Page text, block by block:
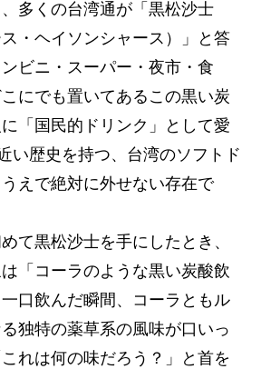
多くの台湾通が「黒松沙士
ス・ヘイソンシャース）」と答
ビニ・スーパー・夜市・食
にでも置いてあるこの黒い炭
「国民的ドリンク」として愛
い歴史を持つ、台湾のソフトド
えで絶対に外せない存在で
て黒松沙士を手にしたとき、
「コーラのような黒い炭酸飲
口飲んだ瞬間、コーラともル
独特の薬草系の風味が口いっ
れは何の味だろう？」と首を